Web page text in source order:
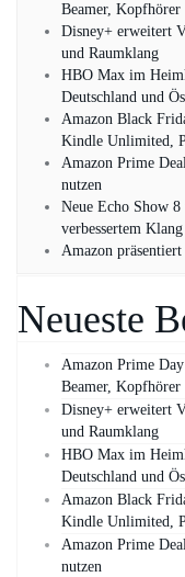
Beamer, Kopfhörer
Disney+ erweitert
und Raumklang
HBO Max im
Deutschland und
Amazon Black
Kindle Unlimited,
Amazon Prime
nutzen
Neue Echo Show
verbessertem
Amazon
Neueste
Amazon Prime
Beamer, Kopfhörer
Disney+ erweitert
und Raumklang
HBO Max im
Deutschland und
Amazon Black
Kindle Unlimited,
Amazon Prime
nutzen